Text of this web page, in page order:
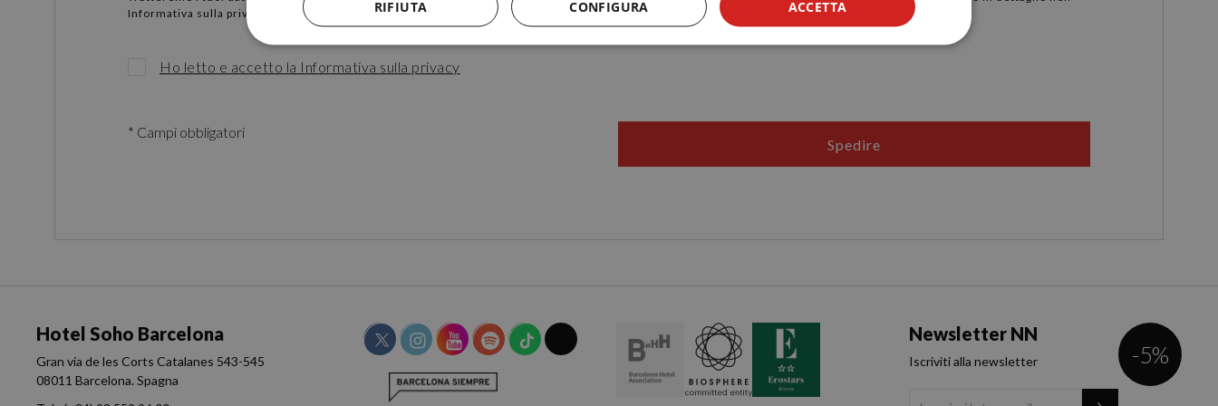
Informativa sulla privacy >
Ho letto e accetto la Informativa sulla privacy
* Campi obbligatori
Spedire
Hotel Soho Barcelona
Gran via de les Corts Catalanes 543-545
08011 Barcelona. Spagna
Newsletter NN
Iscriviti alla newsletter -5%
ITALIAN
ACCETTA
RIFIUTA CONFIGURA